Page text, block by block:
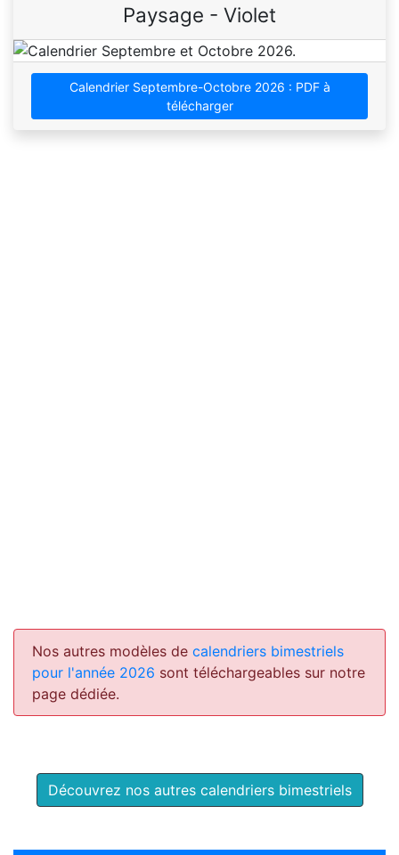
Paysage - Violet
Calendrier Septembre-Octobre 2026 : PDF à
télécharger
Nos autres modèles de calendriers bimestriels
pour l'année 2026 sont téléchargeables sur notre
page dédiée.
Découvrez nos autres calendriers bimestriels